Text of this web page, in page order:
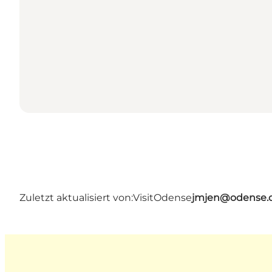
Zuletzt aktualisiert von:VisitOdense